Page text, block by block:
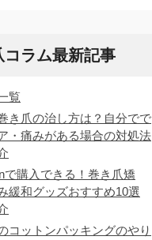
コラム最新記事
覧
き爪の治し方は？自分でで
・痛みがある場合の対処法
で購入できる！巻き爪矯
緩和グッズおすすめ10選
コットンパッキングのやり